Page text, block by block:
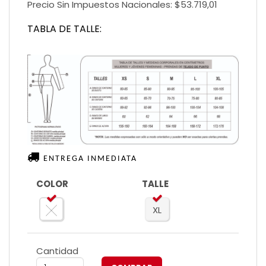
Precio Sin Impuestos Nacionales: $53.719,01
TABLA DE TALLE:
ENTREGA INMEDIATA
COLOR TALLE
XL
Cantidad